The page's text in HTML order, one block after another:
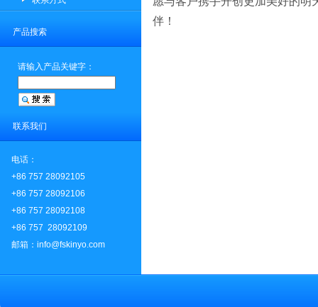
产品搜索
请输入产品关键字：
联系我们
电话：
+86 757 28092105
+86 757 28092106
+86 757 28092108
+86 757 28092109
邮箱：info@fskinyo.com
伴！